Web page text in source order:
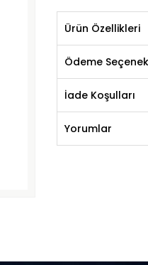
Ürün Özellikleri
Ödeme
İade Koşulları
Yorumlar